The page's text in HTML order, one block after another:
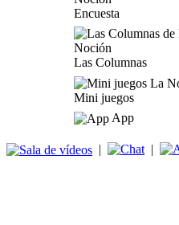
Encuesta
Las Columnas
Mini juegos
App
| |